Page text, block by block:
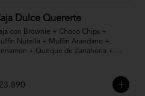
Dulce Quererte
con Brownie + Choco Chips +
Nutella + Muffin Arandano +
+ Queque de Zanahoria +